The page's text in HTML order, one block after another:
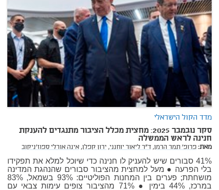
מדד הקול הישראלי
סקר נובמבר 2025: מחצית מכלל הציבור מתנגדים להענקת
חנינה לראש הממשלה
מאת:פרופ' תמר הרמן, ד"ר ליאור יוחנני, ירון קפלן, אינה אורלי ספוז'ניקוב
41% סבורים שיש להעניק לו חנינה כדי שיוכל למלא את תפקידו
בלי הפרעה ● מעל למחצית מהציבור סבורים שהנהגת המדינה
מושחתת; פערים בין המחנות הפוליטיים: 93% בשמאל, 83%
במרכז, 44% בימין ● 71% מהציבור צופים עימות צבאי עם